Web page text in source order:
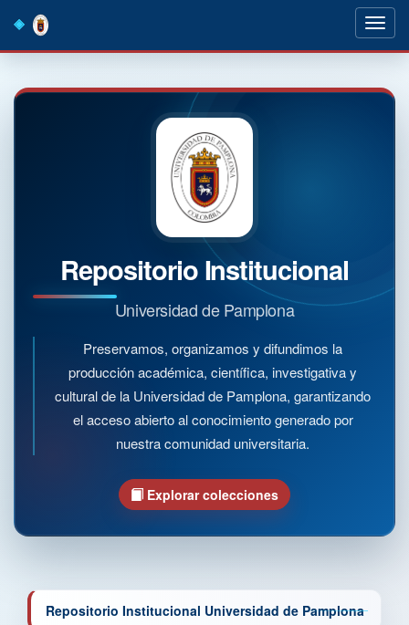
navigation
Repositorio Institucional
Universidad de Pamplona
Preservamos, organizamos y difundimos la
producción académica, científica, investigativa y
cultural de la Universidad de Pamplona, garantizando
el acceso abierto al conocimiento generado por
nuestra comunidad universitaria.
Explorar colecciones
Repositorio Institucional Universidad de Pamplona